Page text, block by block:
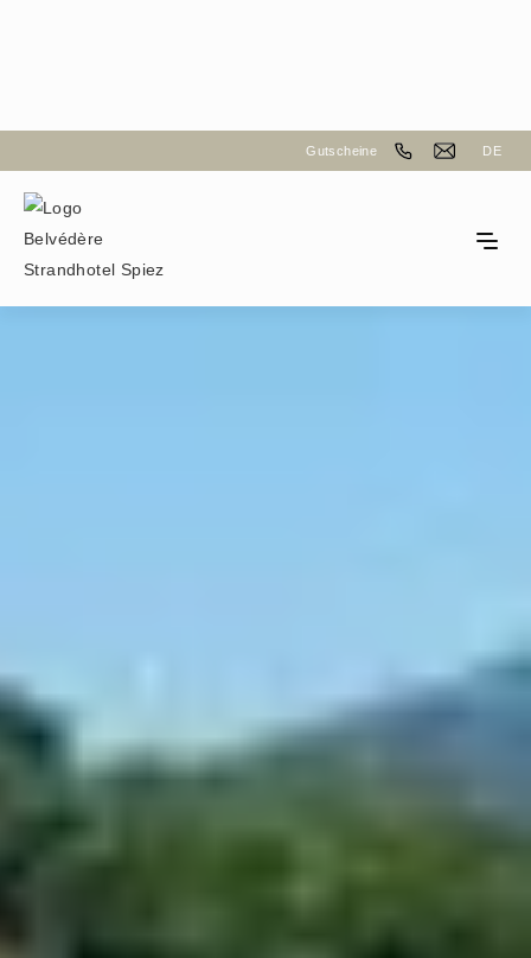
Gutscheine DE